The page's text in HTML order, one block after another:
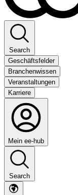
Search
Geschäftsfelder
Branchenwissen
Veranstaltungen
Karriere
Mein ee-hub
Search